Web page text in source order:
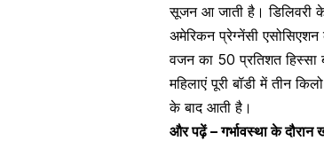
सूजन आ जाती है। डिलिवरी
अमेरिकन प्रेग्नेंसी
वजन का 50 प्रतिशत हिस्सा
महिलाएं पूरी बॉडी में तीन
के बाद आती है।
और पढ़ें –गर्भावस्था के